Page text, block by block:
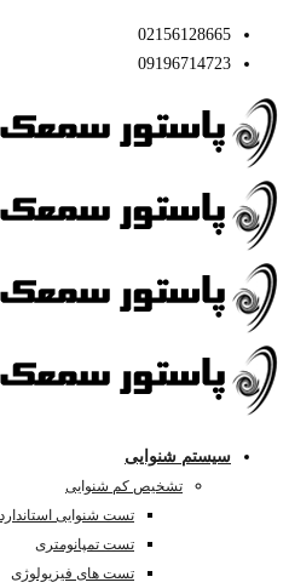
02156128665
09196714723
سیستم شنوایی
تشخیص کم شنوایی
تست شنوایی استاندارد
تست تمپانومتری
تست های فیزیولوژی